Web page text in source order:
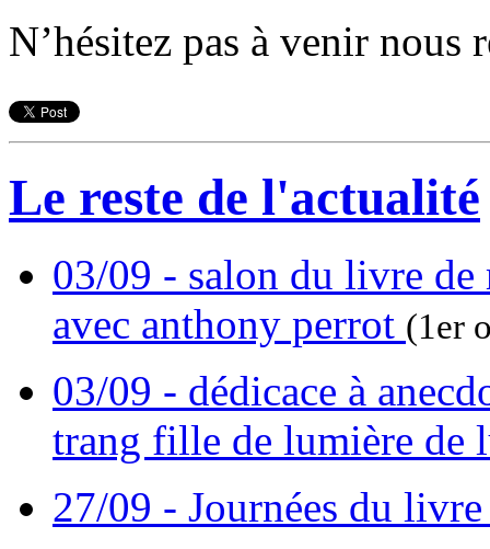
N’hésitez pas à venir nous
Le reste de l'actualité
03/09 - salon du livre
avec anthony perrot (1er
03/09 - dédicace à
trang fille de lumière de
27/09 - Journées du